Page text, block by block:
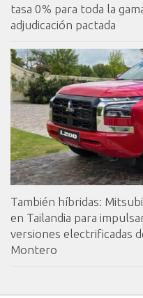
tasa 0% para toda la
adjudicación pactada
También híbridas:
en Tailandia para
versiones electrificadas
Montero